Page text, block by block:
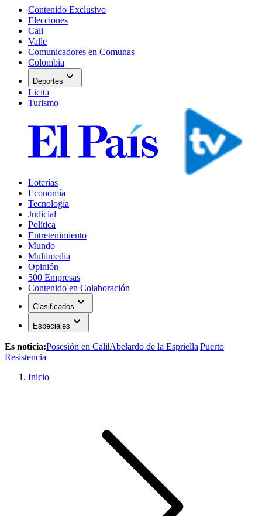
Contenido Exclusivo
Elecciones
Cali
Valle
Comunicadores en Comunas
Colombia
Deportes expand_more
Licita
Turismo
Loterías
Economía
Tecnología
Judicial
Política
Entretenimiento
Mundo
Multimedia
Opinión
500 Empresas
Contenido en Colaboración
Clasificados expand_more
Especiales expand_more
Es noticia:Posesión en Cali|Abelardo de la Espriella|Puerto
Resistencia
Inicio